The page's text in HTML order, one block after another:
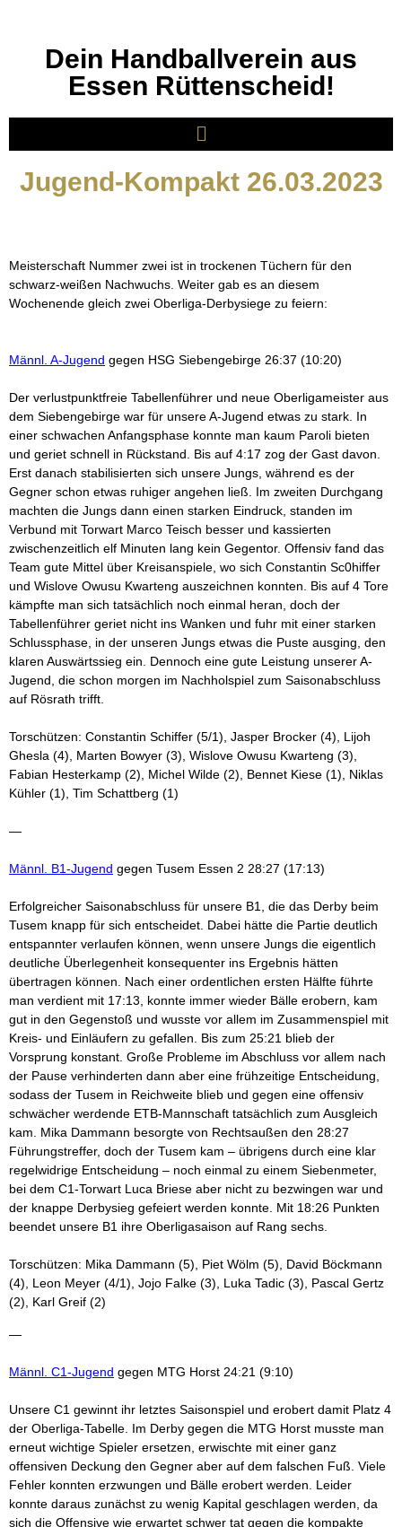
Dein Handballverein aus
Essen Rüttenscheid!
Jugend-Kompakt 26.03.2023
Meisterschaft Nummer zwei ist in trockenen Tüchern für den
schwarz-weißen Nachwuchs. Weiter gab es an diesem
Wochenende gleich zwei Oberliga-Derbysiege zu feiern:
Männl. A-Jugend gegen HSG Siebengebirge 26:37 (10:20)
Der verlustpunktfreie Tabellenführer und neue Oberligameister aus
dem Siebengebirge war für unsere A-Jugend etwas zu stark. In
einer schwachen Anfangsphase konnte man kaum Paroli bieten
und geriet schnell in Rückstand. Bis auf 4:17 zog der Gast davon.
Erst danach stabilisierten sich unsere Jungs, während es der
Gegner schon etwas ruhiger angehen ließ. Im zweiten Durchgang
machten die Jungs dann einen starken Eindruck, standen im
Verbund mit Torwart Marco Teisch besser und kassierten
zwischenzeitlich elf Minuten lang kein Gegentor. Offensiv fand das
Team gute Mittel über Kreisanspiele, wo sich Constantin Sc0hiffer
und Wislove Owusu Kwarteng auszeichnen konnten. Bis auf 4 Tore
kämpfte man sich tatsächlich noch einmal heran, doch der
Tabellenführer geriet nicht ins Wanken und fuhr mit einer starken
Schlussphase, in der unseren Jungs etwas die Puste ausging, den
klaren Auswärtssieg ein. Dennoch eine gute Leistung unserer A-
Jugend, die schon morgen im Nachholspiel zum Saisonabschluss
auf Rösrath trifft.
Torschützen: Constantin Schiffer (5/1), Jasper Brocker (4), Lijoh
Ghesla (4), Marten Bowyer (3), Wislove Owusu Kwarteng (3),
Fabian Hesterkamp (2), Michel Wilde (2), Bennet Kiese (1), Niklas
Kühler (1), Tim Schattberg (1)
—
Männl. B1-Jugend gegen Tusem Essen 2 28:27 (17:13)
Erfolgreicher Saisonabschluss für unsere B1, die das Derby beim
Tusem knapp für sich entscheidet. Dabei hätte die Partie deutlich
entspannter verlaufen können, wenn unsere Jungs die eigentlich
deutliche Überlegenheit konsequenter ins Ergebnis hätten
übertragen können. Nach einer ordentlichen ersten Hälfte führte
man verdient mit 17:13, konnte immer wieder Bälle erobern, kam
gut in den Gegenstoß und wusste vor allem im Zusammenspiel mit
Kreis- und Einläufern zu gefallen. Bis zum 25:21 blieb der
Vorsprung konstant. Große Probleme im Abschluss vor allem nach
der Pause verhinderten dann aber eine frühzeitige Entscheidung,
sodass der Tusem in Reichweite blieb und gegen eine offensiv
schwächer werdende ETB-Mannschaft tatsächlich zum Ausgleich
kam. Mika Dammann besorgte von Rechtsaußen den 28:27
Führungstreffer, doch der Tusem kam – übrigens durch eine klar
regelwidrige Entscheidung – noch einmal zu einem Siebenmeter,
bei dem C1-Torwart Luca Briese aber nicht zu bezwingen war und
der knappe Derbysieg gefeiert werden konnte. Mit 18:26 Punkten
beendet unsere B1 ihre Oberligasaison auf Rang sechs.
Torschützen: Mika Dammann (5), Piet Wölm (5), David Böckmann
(4), Leon Meyer (4/1), Jojo Falke (3), Luka Tadic (3), Pascal Gertz
(2), Karl Greif (2)
—
Männl. C1-Jugend gegen MTG Horst 24:21 (9:10)
Unsere C1 gewinnt ihr letztes Saisonspiel und erobert damit Platz 4
der Oberliga-Tabelle. Im Derby gegen die MTG Horst musste man
erneut wichtige Spieler ersetzen, erwischte mit einer ganz
offensiven Deckung den Gegner aber auf dem falschen Fuß. Viele
Fehler konnten erzwungen und Bälle erobert werden. Leider
konnte daraus zunächst zu wenig Kapital geschlagen werden, da
sich die Offensive wie erwartet schwer tat gegen die kompakte